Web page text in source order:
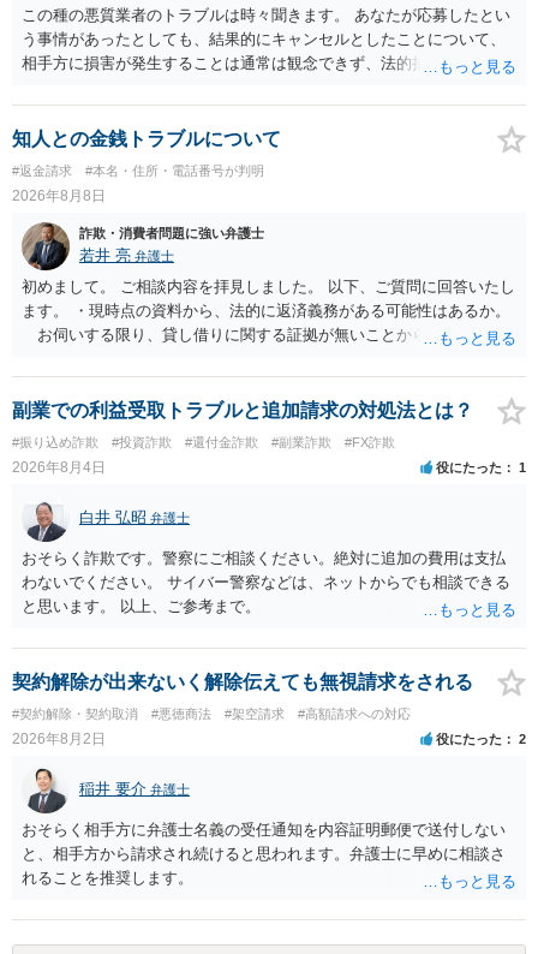
この種の悪質業者のトラブルは時々聞きます。 あなたが応募したとい
う事情があったとしても、結果的にキャンセルとしたことについて、
相手方に損害が発生することは通常は観念できず、法的措置を採って
ず、最寄りの消費生活センターへ相談し、連絡を無視してよいかどう
かのアドバイスを受けられることをお勧めします。しつこいようであ
れば、弁護士へ依頼して警告してもらうことも必要になるかもしれま
せん。
知人との金銭トラブルについて
#返金請求 #本名・住所・電話番号が判明
2026年8月8日
詐欺・消費者問題に強い弁護士
若井 亮 弁護士
初めまして。 ご相談内容を拝見しました。 以下、ご質問に回答いたし
ます。 ・現時点の資料から、法的に返済義務がある可能性はあるか。
お伺いする限り、貸し借りに関する証拠が無いことから、相手方が
主張や現在の資料を踏まえ、今後どのように対応するのが適切か。
贈与か消費貸借かの争いにおいては、様々な圧力をかけて回収をしよ
うとするケースも散見されます。 ご自身での対応に窮するようであ
れば、代理人を立てることもご検討ください。 ・相手へ送る回答文に
ついてアドバイスをいただけるか。 具体的な回答内容については、
一般的に無料法律相談での対応外になろうかと思います。 法律事務
所にご連絡いただき、対応の可否や費用をご確認ください。
副業での利益受取トラブルと追加請求の対処法とは？
#振り込め詐欺 #投資詐欺 #還付金詐欺 #副業詐欺 #FX詐欺
2026年8月4日 役にたった 1
白井 弘昭 弁護士
おそらく詐欺です。警察にご相談ください。絶対に追加の費用は支払
わないでください。 サイバー警察などは、ネットからでも相談できる
と思います。 以上、ご参考まで。
契約解除が出来ないく解除伝えても無視請求をされる
#契約解除・契約取消 #悪徳商法 #架空請求 #高額請求への対応
2026年8月2日 役にたった 2
稲井 要介 弁護士
おそらく相手方に弁護士名義の受任通知を内容証明郵便で送付しない
と、相手方から請求され続けると思われます。弁護士に早めに相談さ
れることを推奨します。